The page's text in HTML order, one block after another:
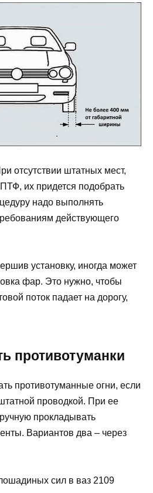
отсутствии штатных мест,
их придется подобрать
надо выполнять
действующего
установку, иногда может
фар. Это нужно, чтобы
поток падает на дорогу,
противотуманки
противотуманные огни, если
проводкой. При ее
прокладывать
Вариантов два – через
сил в ваз 2109